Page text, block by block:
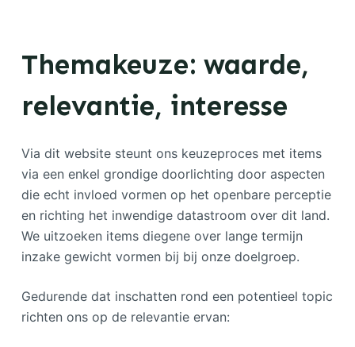
Themakeuze: waarde,
relevantie, interesse
Via dit website steunt ons keuzeproces met items
via een enkel grondige doorlichting door aspecten
die echt invloed vormen op het openbare perceptie
en richting het inwendige datastroom over dit land.
We uitzoeken items diegene over lange termijn
inzake gewicht vormen bij bij onze doelgroep.
Gedurende dat inschatten rond een potentieel topic
richten ons op de relevantie ervan: